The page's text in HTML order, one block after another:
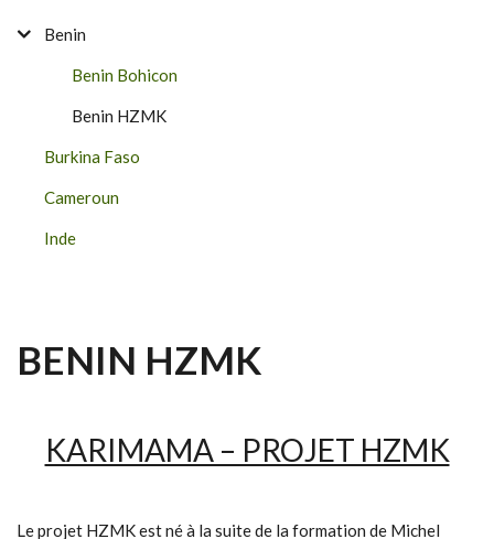
Benin
Benin Bohicon
Benin HZMK
Burkina Faso
Cameroun
Inde
BENIN HZMK
KARIMAMA – PROJET HZMK
Le projet HZMK est né à la suite de la formation de Michel